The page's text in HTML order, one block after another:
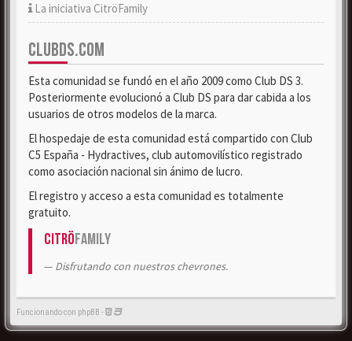
La iniciativa CitröFamily
CLUBDS.COM
Esta comunidad se fundó en el año 2009 como Club DS 3.
Posteriormente evolucionó a Club DS para dar cabida a los
usuarios de otros modelos de la marca.
El hospedaje de esta comunidad está compartido con Club
C5 España - Hydractives, club automovilístico registrado
como asociación nacional sin ánimo de lucro.
El registro y acceso a esta comunidad es totalmente
gratuito.
CitröFamily
Disfrutando con nuestros chevrones.
Funcionando con phpBB -